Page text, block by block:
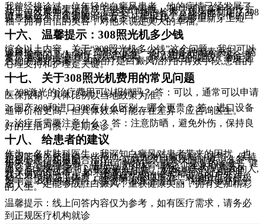
我曾经接诊过一位年轻的白癜风患者，他的病情已经发展了
几年，对他的生活造成了很大的困扰。 他尝试过多种治疗方
法，但效果并不不错。 后经过详细的检查，我为他制定了308
激光联合外用药物的治疗方案。 经过几个月的治疗，他的白
斑显然缩小，色素逐渐恢复。 他告诉我，能够重新穿上短
袖，拥有自信的笑容，对他来说是莫大的幸福。
十六、 温馨提示：308照光机多少钱
综合以上内容，关于“308照光机多少钱”这个问题，我们可以
温馨提示一下： 治疗费用不是单一的，由多种因素决定。 需
要根据您的具体病情、所选设备、治疗范围和疗程等综合考
量。 重要的是选择正规医疗机构，听从医生的建议，制定适
合您的治疗方案。 308治疗是白癜风治疗的有效手段,患者的
心理支持和护理是关键。
十七、 关于308照光机费用的常见问题
1. 308激光的治疗费用可以报销吗？ 答：可以，通常可以申请
医保报销，具体比例以当地政策为准。
2. 国产308和进口308有什么区别，哪个更贵？ 答：进口设备
通常价格更高，但具体效果可能存在差异，应咨询医生。
3. 治疗后需要注意什么？ 答：注意防晒，避免外伤，保持良
好的生活习惯，定期复诊。
十八、 给患者的建议
作为一名皮肤科医生，我深知白癜风对患者带来的困扰，也
希望能够为您提供一些帮助。 在面对白癜风时，请您： 保持
积极心态，积极配合治疗。 可以在求职面试的时候，准备一
份关于病情的说明，让HR了解情况，减少不必要的误会。 健
康饮食，规律作息，进行适度的体育锻炼。 就业和情感方
面， 白癜风患者可以积极融入社会。 积极地去约见喜欢的人,
分享自己的故事。 如果有皮肤问题，及时进行治疗和护理。
我还遇到过一位患者，她通过积极的锻炼和适当的户外活
动，不仅增强了体质，还缓解了心理压力，对病情也有积极
影响。 我始终相信，只要您积极配合治疗，保持乐观的心
态，就一定能够战胜白癜风，重获健康美丽，拥有更加精彩
的人生。
温馨提示：线上问答内容仅为参考，如有医疗需求，请务必
到正规医疗机构就诊